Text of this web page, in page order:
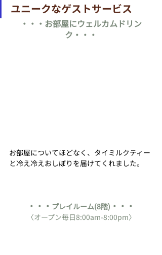
ユニークなゲストサービス
・・・お部屋にウェルカムドリン
ク・・・
お部屋についてほどなく、タイミルクティー
と冷え冷えおしぼりを届けてくれました。
・・・ プレイルーム(8階) ・・・
〈オープン毎日8:00am-8:00pm〉